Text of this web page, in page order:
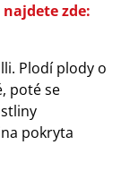
zde:
Plodí plody o
poté se
pokryta